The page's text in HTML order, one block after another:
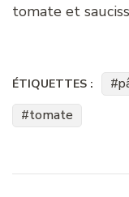
tomate et
ÉTIQUETTES :
tomate